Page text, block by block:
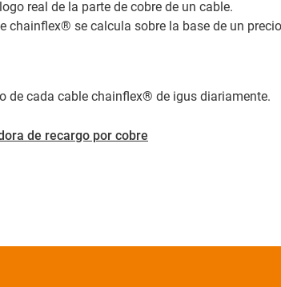
real de la parte de cobre de un cable.
chainflex® se calcula sobre la base de un precio
de cada cable chainflex® de igus diariamente.
de recargo por cobre